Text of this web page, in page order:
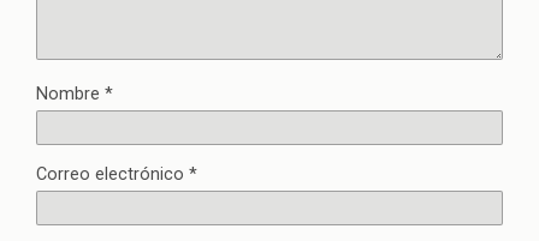
Nombre *
Correo electrónico *